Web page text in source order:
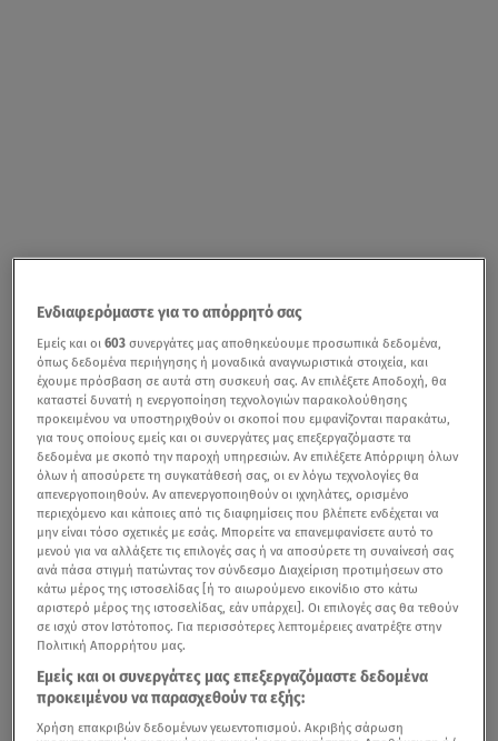
Ενδιαφερόμαστε για το απόρρητό σας
Εμείς και οι603 συνεργάτες μας αποθηκεύουμε προσωπικά δεδομένα,
όπως δεδομένα περιήγησης ή μοναδικά αναγνωριστικά στοιχεία, και
έχουμε πρόσβαση σε αυτά στη συσκευή σας. Αν επιλέξετε Αποδοχή, θα
καταστεί δυνατή η ενεργοποίηση τεχνολογιών παρακολούθησης
προκειμένου να υποστηριχθούν οι σκοποί που εμφανίζονται παρακάτω,
για τους οποίους εμείς και οι συνεργάτες μας επεξεργαζόμαστε τα
δεδομένα με σκοπό την παροχή υπηρεσιών. Αν επιλέξετε Απόρριψη όλων
όλων ή αποσύρετε τη συγκατάθεσή σας, οι εν λόγω τεχνολογίες θα
απενεργοποιηθούν. Αν απενεργοποιηθούν οι ιχνηλάτες, ορισμένο
περιεχόμενο και κάποιες από τις διαφημίσεις που βλέπετε ενδέχεται να
μην είναι τόσο σχετικές με εσάς. Μπορείτε να επανεμφανίσετε αυτό το
μενού για να αλλάξετε τις επιλογές σας ή να αποσύρετε τη συναίνεσή σας
ανά πάσα στιγμή πατώντας τον σύνδεσμο Διαχείριση προτιμήσεων στο
κάτω μέρος της ιστοσελίδας [ή το αιωρούμενο εικονίδιο στο κάτω
αριστερό μέρος της ιστοσελίδας, εάν υπάρχει]. Οι επιλογές σας θα τεθούν
σε ισχύ στον Ιστότοπος. Για περισσότερες λεπτομέρειες ανατρέξτε στην
Πολιτική Απορρήτου μας.
Εμείς και οι συνεργάτες μας επεξεργαζόμαστε δεδομένα
προκειμένου να παρασχεθούν τα εξής:
Χρήση επακριβών δεδομένων γεωεντοπισμού. Ακριβής σάρωση